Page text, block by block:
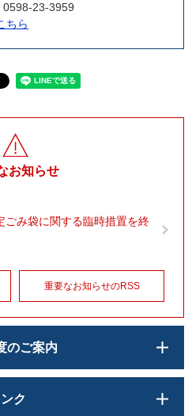
0598-23-3959
ちら
お知らせ
ごみ袋に関する臨時措置を終
重要なお知らせのRSS
のご案内
ク